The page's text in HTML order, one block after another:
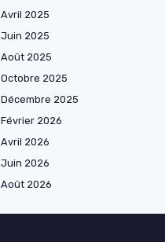
Avril 2025
Juin 2025
Août 2025
Octobre 2025
Décembre 2025
Février 2026
Avril 2026
Juin 2026
Août 2026